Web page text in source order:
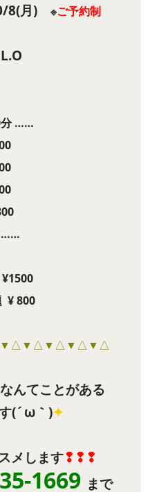
8(月)※ご予約制
分 ……
¥ 800
なんてことがある
(´ω｀)✦
メします❢❢❢
1669 まで